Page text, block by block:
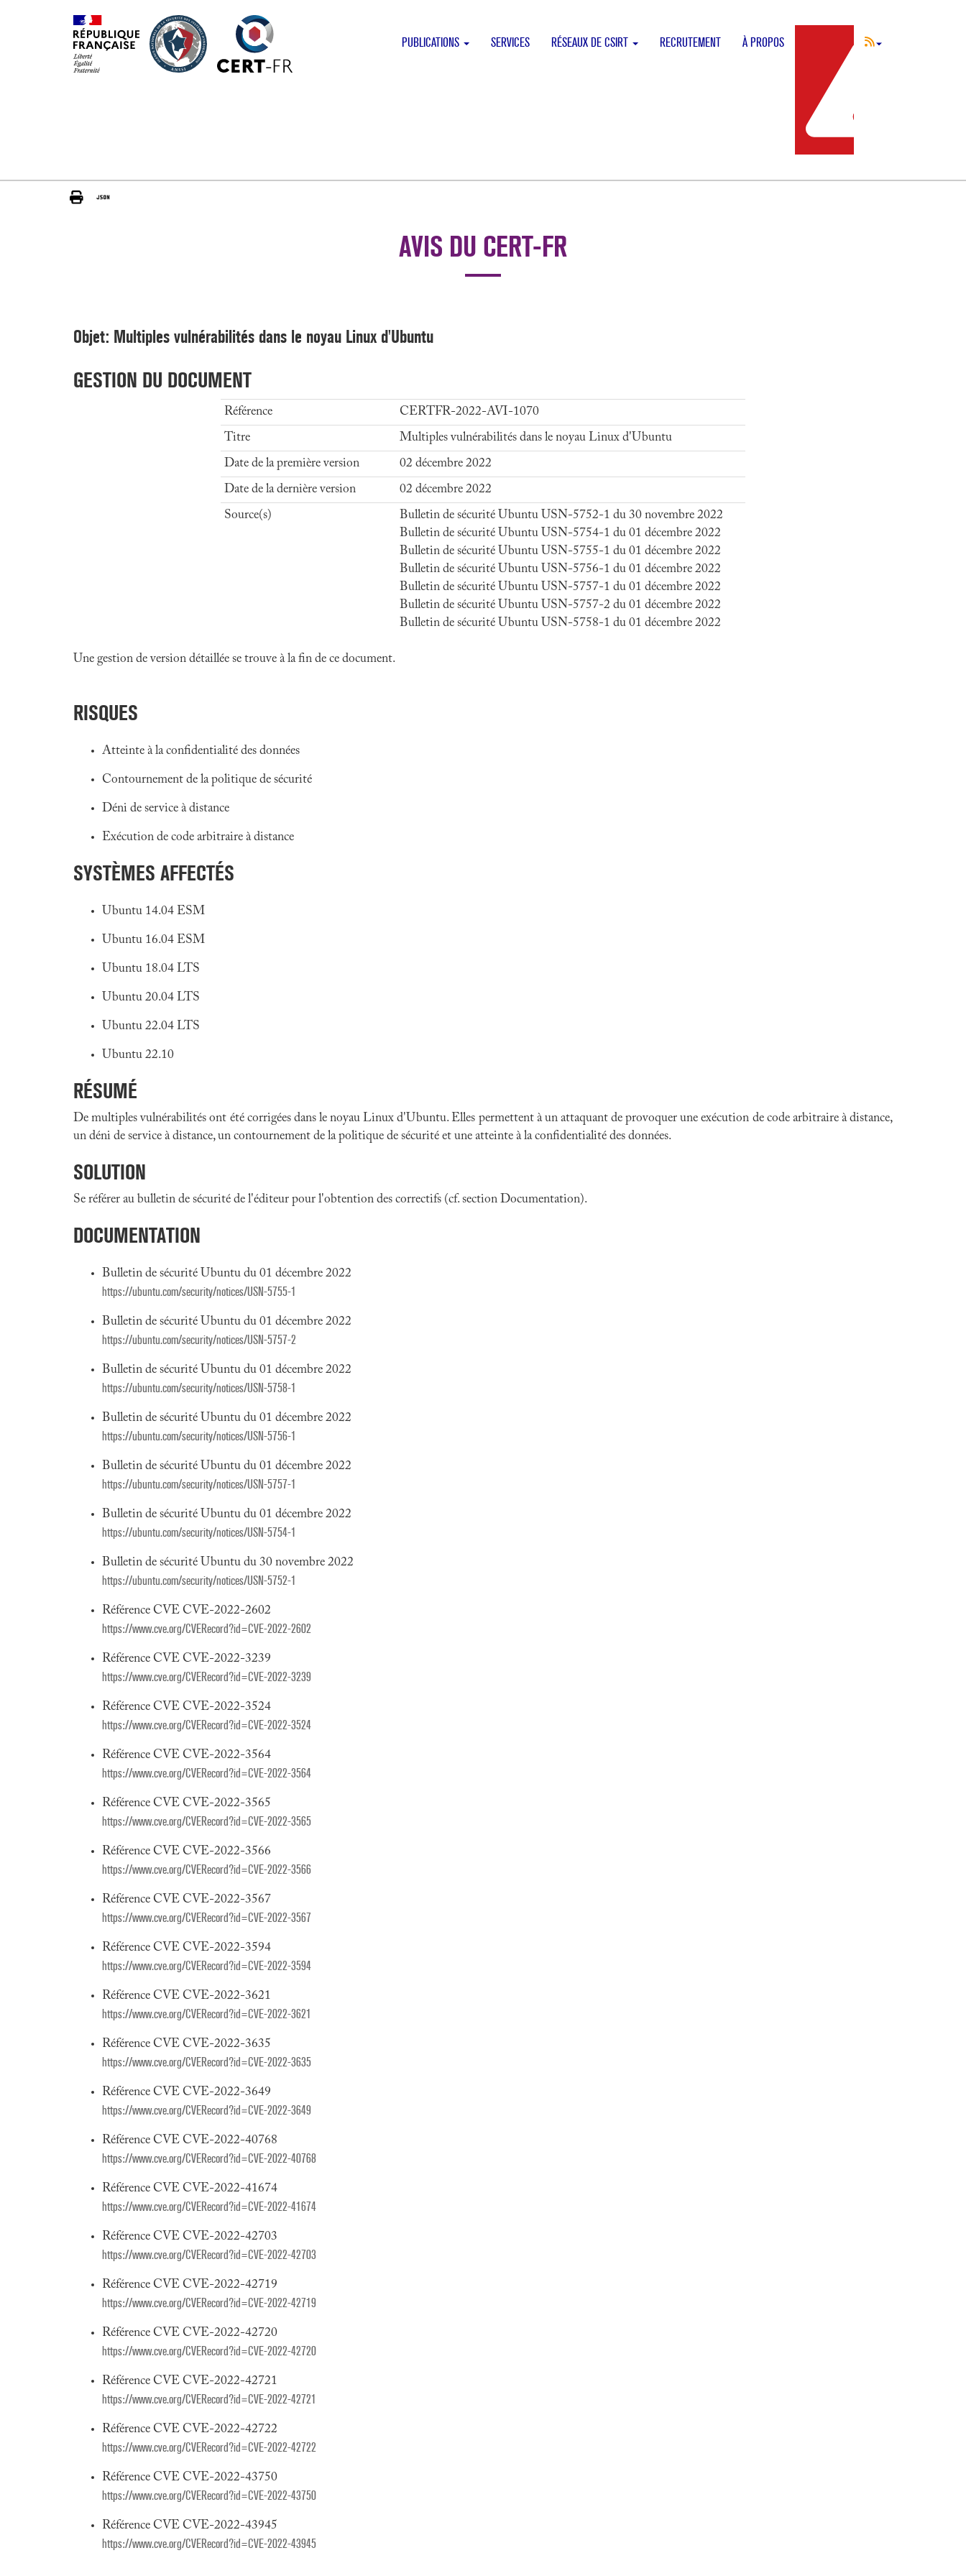
PUBLICATIONS SERVICES RÉSEAUX DE CSIRT RECRUTEMENT À PROPOS
AVIS DU CERT-FR
Objet: Multiples vulnérabilités dans le noyau Linux d'Ubuntu
GESTION DU DOCUMENT
Référence
CERTFR-2022-AVI-1070
Titre
Multiples vulnérabilités dans le noyau Linux d'Ubuntu
Date de la première version
02 décembre 2022
Date de la dernière version
02 décembre 2022
Source(s)
Bulletin de sécurité Ubuntu USN-5752-1 du 30 novembre 2022
Bulletin de sécurité Ubuntu USN-5754-1 du 01 décembre 2022
Bulletin de sécurité Ubuntu USN-5755-1 du 01 décembre 2022
Bulletin de sécurité Ubuntu USN-5756-1 du 01 décembre 2022
Bulletin de sécurité Ubuntu USN-5757-1 du 01 décembre 2022
Bulletin de sécurité Ubuntu USN-5757-2 du 01 décembre 2022
Bulletin de sécurité Ubuntu USN-5758-1 du 01 décembre 2022
Une gestion de version détaillée se trouve à la fin de ce document.
RISQUES
Atteinte à la confidentialité des données
Contournement de la politique de sécurité
Déni de service à distance
Exécution de code arbitraire à distance
SYSTÈMES AFFECTÉS
Ubuntu 14.04 ESM
Ubuntu 16.04 ESM
Ubuntu 18.04 LTS
Ubuntu 20.04 LTS
Ubuntu 22.04 LTS
Ubuntu 22.10
RÉSUMÉ
De multiples vulnérabilités ont été corrigées dans le noyau Linux d'Ubuntu. Elles permettent à un attaquant de provoquer une exécution de code arbitraire à distance,
un déni de service à distance, un contournement de la politique de sécurité et une atteinte à la confidentialité des données.
SOLUTION
Se référer au bulletin de sécurité de l'éditeur pour l'obtention des correctifs (cf. section Documentation).
DOCUMENTATION
Bulletin de sécurité Ubuntu du 01 décembre 2022
https://ubuntu.com/security/notices/USN-5755-1
Bulletin de sécurité Ubuntu du 01 décembre 2022
https://ubuntu.com/security/notices/USN-5757-2
Bulletin de sécurité Ubuntu du 01 décembre 2022
https://ubuntu.com/security/notices/USN-5758-1
Bulletin de sécurité Ubuntu du 01 décembre 2022
https://ubuntu.com/security/notices/USN-5756-1
Bulletin de sécurité Ubuntu du 01 décembre 2022
https://ubuntu.com/security/notices/USN-5757-1
Bulletin de sécurité Ubuntu du 01 décembre 2022
https://ubuntu.com/security/notices/USN-5754-1
Bulletin de sécurité Ubuntu du 30 novembre 2022
https://ubuntu.com/security/notices/USN-5752-1
Référence CVE CVE-2022-2602
https://www.cve.org/CVERecord?id=CVE-2022-2602
Référence CVE CVE-2022-3239
https://www.cve.org/CVERecord?id=CVE-2022-3239
Référence CVE CVE-2022-3524
https://www.cve.org/CVERecord?id=CVE-2022-3524
Référence CVE CVE-2022-3564
https://www.cve.org/CVERecord?id=CVE-2022-3564
Référence CVE CVE-2022-3565
https://www.cve.org/CVERecord?id=CVE-2022-3565
Référence CVE CVE-2022-3566
https://www.cve.org/CVERecord?id=CVE-2022-3566
Référence CVE CVE-2022-3567
https://www.cve.org/CVERecord?id=CVE-2022-3567
Référence CVE CVE-2022-3594
https://www.cve.org/CVERecord?id=CVE-2022-3594
Référence CVE CVE-2022-3621
https://www.cve.org/CVERecord?id=CVE-2022-3621
Référence CVE CVE-2022-3635
https://www.cve.org/CVERecord?id=CVE-2022-3635
Référence CVE CVE-2022-3649
https://www.cve.org/CVERecord?id=CVE-2022-3649
Référence CVE CVE-2022-40768
https://www.cve.org/CVERecord?id=CVE-2022-40768
Référence CVE CVE-2022-41674
https://www.cve.org/CVERecord?id=CVE-2022-41674
Référence CVE CVE-2022-42703
https://www.cve.org/CVERecord?id=CVE-2022-42703
Référence CVE CVE-2022-42719
https://www.cve.org/CVERecord?id=CVE-2022-42719
Référence CVE CVE-2022-42720
https://www.cve.org/CVERecord?id=CVE-2022-42720
Référence CVE CVE-2022-42721
https://www.cve.org/CVERecord?id=CVE-2022-42721
Référence CVE CVE-2022-42722
https://www.cve.org/CVERecord?id=CVE-2022-42722
Référence CVE CVE-2022-43750
https://www.cve.org/CVERecord?id=CVE-2022-43750
Référence CVE CVE-2022-43945
https://www.cve.org/CVERecord?id=CVE-2022-43945